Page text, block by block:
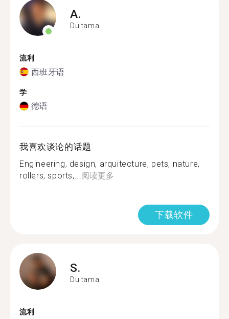
A.
Duitama
流利
西班牙语
学
德语
我喜欢谈论的话题
Engineering, design, arquitecture, pets, nature,
rollers, sports,...阅读更多
下载软件
S.
Duitama
流利